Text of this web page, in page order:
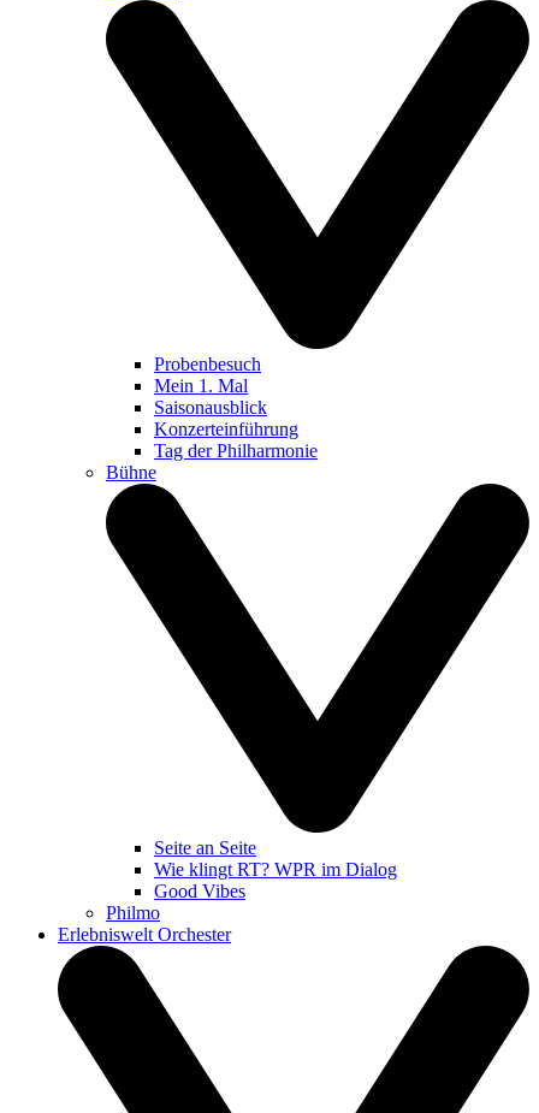
Probenbesuch
Mein 1. Mal
Saisonausblick
Konzerteinführung
Tag der Philharmonie
Bühne
Seite an Seite
Wie klingt RT? WPR im Dialog
Good Vibes
Philmo
Erlebniswelt Orchester